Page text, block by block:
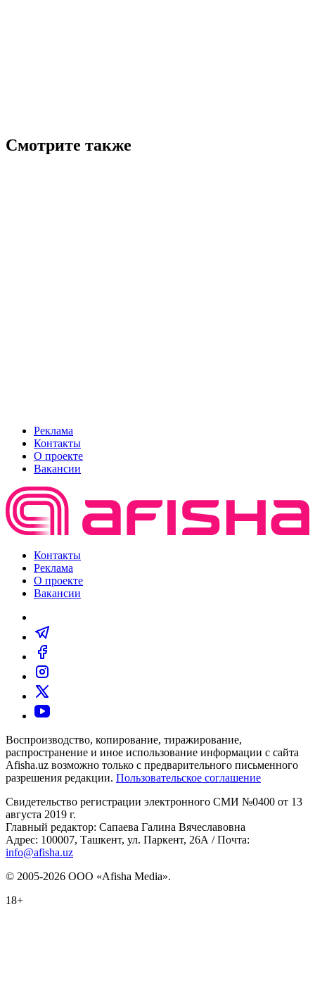
Смотрите также
Реклама
Контакты
О проекте
Вакансии
Контакты
Реклама
О проекте
Вакансии
Воспроизводство, копирование, тиражирование,
распространение и иное использование информации с сайта
Afisha.uz возможно только с предварительного письменного
разрешения редакции. Пользовательское соглашение
Свидетельство регистрации электронного СМИ №0400 от 13
августа 2019 г.
Главный редактор: Сапаева Галина Вячеславовна
Адрес: 100007, Ташкент, ул. Паркент, 26А / Почта:
info@afisha.uz
© 2005-2026 ООО «Afisha Media».
18+